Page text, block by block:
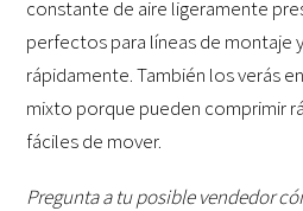
constante de aire ligeramente
perfectos para líneas de montaje
rápidamente. También los verás
mixto porque pueden comprimir
fáciles de mover.
Pregunta a tu posible vendedor